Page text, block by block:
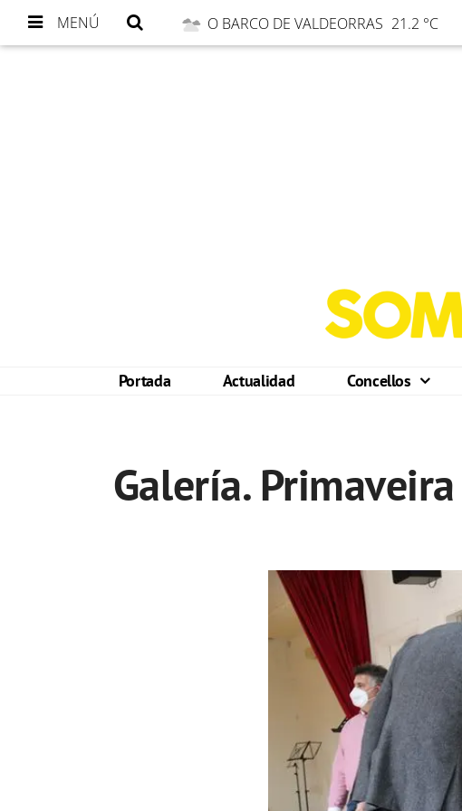
MENÚ O BARCO DE VALDEORRAS 21.2 °C
Portada Actualidad Concellos
Galería.